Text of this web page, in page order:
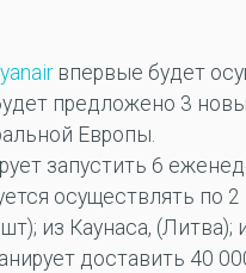
впервые будет
предложено 3
Европы.
запустить 6
осуществлять по
из Каунаса,
доставить 40